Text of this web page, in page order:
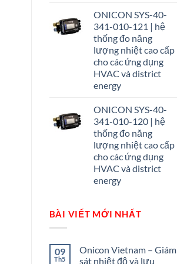
ONICON SYS-40-
341-010-121 | hệ
thống đo năng
lượng nhiệt cao cấp
cho các ứng dụng
HVAC và district
energy
ONICON SYS-40-
341-010-120 | hệ
thống đo năng
lượng nhiệt cao cấp
cho các ứng dụng
HVAC và district
energy
BÀI VIẾT MỚI NHẤT
09
Th5
Onicon Vietnam – Giám
sát nhiệt độ và lưu